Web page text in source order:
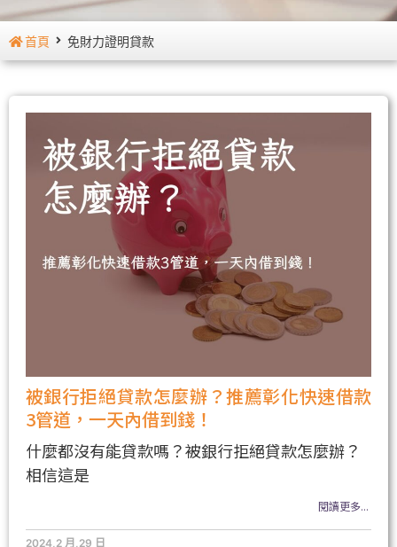
首頁 免財力證明貸款
被銀行拒絕貸款怎麼辦？推薦彰化快速借款
3管道，一天內借到錢！
什麼都沒有能貸款嗎？被銀行拒絕貸款怎麼辦？
相信這是
閱讀更多...
2024,2 月,29 日